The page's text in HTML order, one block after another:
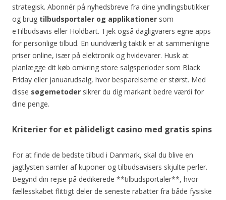
strategisk. Abonnér på nyhedsbreve fra dine yndlingsbutikker
og brug tilbudsportaler og applikationer som
eTilbudsavis eller Holdbart. Tjek også dagligvarers egne apps
for personlige tilbud. En uundværlig taktik er at sammenligne
priser online, især på elektronik og hvidevarer. Husk at
planlægge dit køb omkring store salgsperioder som Black
Friday eller januarudsalg, hvor besparelserne er størst. Med
disse søgemetoder sikrer du dig markant bedre værdi for
dine penge.
Kriterier for et pålideligt casino med gratis spins
For at finde de bedste tilbud i Danmark, skal du blive en
jagtlysten samler af kuponer og tilbudsavisers skjulte perler.
Begynd din rejse på dedikerede **tilbudsportaler**, hvor
fællesskabet flittigt deler de seneste rabatter fra både fysiske